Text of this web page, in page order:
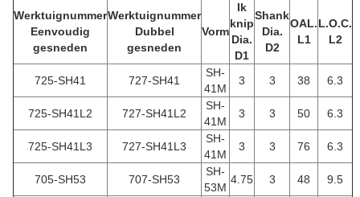
Werktuignummer
Eenvoudig
gesneden
Werktuignummer
Dubbel
gesneden
Vorm
Ik
knip
Dia.
D1
Shank
Dia.
D2
OAL.
L1
L.O.C.
L2
725-SH41 727-SH41
SH-
41M
3 3 38 6.3
725-SH41L2 727-SH41L2
SH-
41M
3 3 50 6.3
725-SH41L3 727-SH41L3
SH-
41M
3 3 76 6.3
705-SH53 707-SH53
SH-
53M
4.75 3 48 9.5